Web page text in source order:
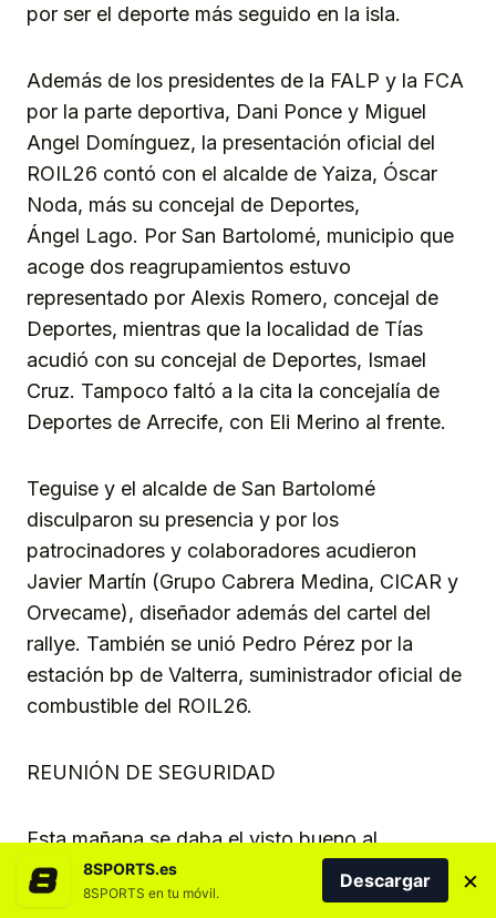
por ser el deporte más seguido en la isla.
Además de los presidentes de la FALP y la FCA
por la parte deportiva, Dani Ponce y Miguel
Angel Domínguez, la presentación oficial del
ROIL26 contó con el alcalde de Yaiza, Óscar
Noda, más su concejal de Deportes,
Ángel Lago. Por San Bartolomé, municipio que
acoge dos reagrupamientos estuvo
representado por Alexis Romero, concejal de
Deportes, mientras que la localidad de Tías
acudió con su concejal de Deportes, Ismael
Cruz. Tampoco faltó a la cita la concejalía de
Deportes de Arrecife, con Eli Merino al frente.
Teguise y el alcalde de San Bartolomé
disculparon su presencia y por los
patrocinadores y colaboradores acudieron
Javier Martín (Grupo Cabrera Medina, CICAR y
Orvecame), diseñador además del cartel del
rallye. También se unió Pedro Pérez por la
estación bp de Valterra, suministrador oficial de
combustible del ROIL26.
REUNIÓN DE SEGURIDAD
Esta mañana se daba el visto bueno al
planteamiento organizativo del CD. Evesport
para el ROIL26, con la reunión de coordinación
8SPORTS.es
8SPORTS en tu móvil.
Descargar ×